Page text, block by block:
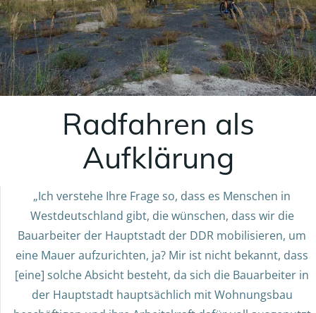
Radfahren als
Aufklärung
„Ich verstehe Ihre Frage so, dass es Menschen in
Westdeutschland gibt, die wünschen, dass wir die
Bauarbeiter der Hauptstadt der DDR mobilisieren, um
eine Mauer aufzurichten, ja? Mir ist nicht bekannt, dass
[eine] solche Absicht besteht, da sich die Bauarbeiter in
der Hauptstadt hauptsächlich mit Wohnungsbau